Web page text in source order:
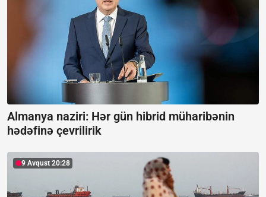
Almanya naziri: Hər gün hibrid müharibənin
hədəfinə çevrilirik
9 Avqust 20:28